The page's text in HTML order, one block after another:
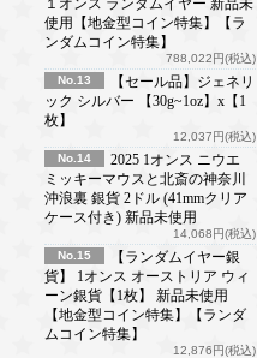
１オンス ランダムイヤー 新品未
使用【地金型コイン特集】【ラ
ンダムコイン特集】
788,022円(税込)
No.13
【セール品】ジェネリ
ック シルバー 【30g~1oz】x【1
枚】
12,037円(税込)
No.14
2025 1オンス ニウエ
ミッキーマウスと北斎の神奈川
沖浪裏 銀貨 2ドル (41mmクリア
ケース付き) 新品未使用
14,068円(税込)
No.15
【ランダムイヤー銀
貨】 1オンス オーストリア ウィ
ーン銀貨【1枚】 新品未使用
【地金型コイン特集】【ランダ
ムコイン特集】
12,876円(税込)